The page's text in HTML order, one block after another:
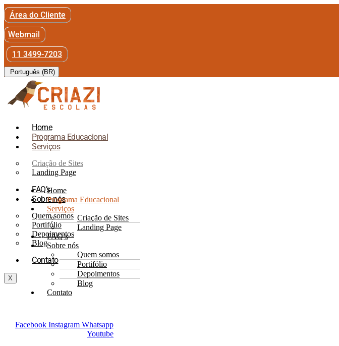
Área do Cliente
Webmail
11 3499-7203
Português (BR)
Home
Programa Educacional
Serviços
Criação de Sites
Landing Page
FAQ’s
Sobre nós
Quem somos
Portifólio
Depoimentos
Blog
Contato
X
Home
Programa Educacional
Serviços
Criação de Sites
Landing Page
FAQ’s
Sobre nós
Quem somos
Portifólio
Depoimentos
Blog
Contato
Facebook Instagram Whatsapp
Youtube